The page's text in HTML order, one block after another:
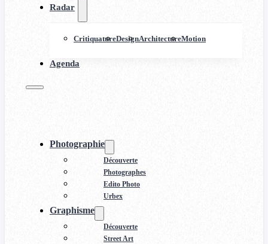
Radar
CritiquatureDesignArchitectureMotion
Agenda
Photographie
Découverte
Photographes
Edito Photo
Urbex
Graphisme
Découverte
Street Art